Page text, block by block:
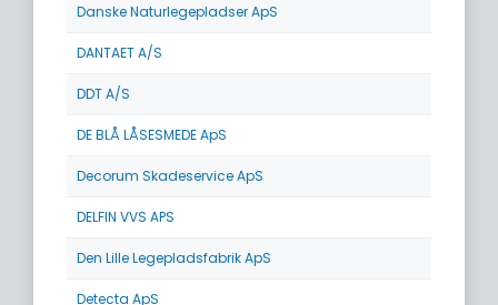
Danske Naturlegepladser ApS
DANTAET A/S
DDT A/S
DE BLÅ LÅSESMEDE ApS
Decorum Skadeservice ApS
DELFIN VVS APS
Den Lille Legepladsfabrik ApS
Detecta ApS